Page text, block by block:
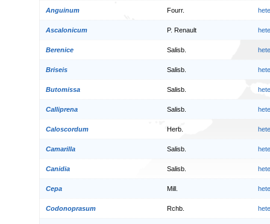
Anguinum Fourr.
Ascalonicum P. Renault
Berenice Salisb.
Briseis Salisb.
Butomissa Salisb.
Calliprena Salisb.
Caloscordum Herb.
Camarilla Salisb.
Canidia Salisb.
Cepa Mill.
Codonoprasum Rchb.